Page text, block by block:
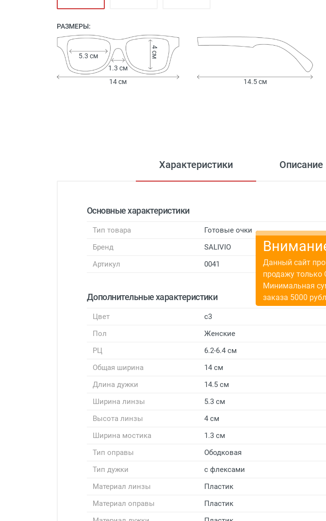
РАЗМЕРЫ:
1.3 см
5.3 см 4 см
14 см 14.5 см
Характеристики Описание
Основные характеристики
Тип товара
Готовые очки
Бренд
SALIVIO
Артикул
0041
Дополнительные характеристики
Цвет
с3
Пол
Женские
РЦ
6.2-6.4 см
Общая ширина
14 см
Длина дужки
14.5 см
Ширина линзы
5.3 см
Высота линзы
4 см
Ширина мостика
1.3 см
Тип оправы
Ободковая
Тип дужки
с флексами
Материал линзы
Пластик
Материал оправы
Пластик
Данный сайт
продажу
Минимальная
заказа 5000